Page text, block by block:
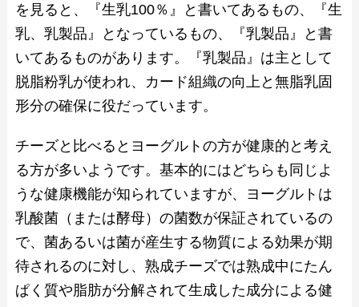
を見ると、『生乳100％』と書いてあるもの、『生
乳、乳製品』となっているもの、『乳製品』と書
いてあるものがあります。『乳製品』は主として
脱脂粉乳が使われ、カード組織の向上と無脂乳固
形分の確保に役だっています。
チーズと比べるとヨーグルトの方が健康的と考え
る方が多いようです。基本的にはどちらも同じよ
うな健康機能が知られていますが、ヨーグルトは
乳酸菌（または酵母）の菌数が保証されているの
で、菌あるいは菌が産生する物質による効果が期
待されるのに対し、熟成チーズでは熟成中にたん
ぱく質や脂肪が分解されて生成した成分による健